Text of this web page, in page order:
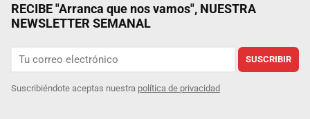
RECIBE "Arranca que nos vamos", NUESTRA
NEWSLETTER SEMANAL
SUSCRIBIR
Suscribiéndote aceptas nuestra política de privacidad